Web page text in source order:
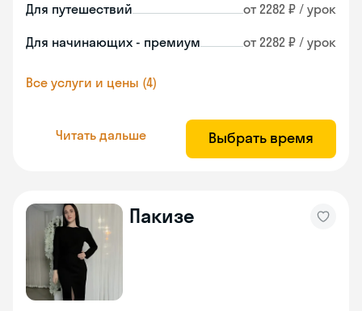
Для путешествий от 2282 ₽ / урок
Для начинающих - премиум от 2282 ₽ / урок
Все услуги и цены (4)
Читать дальше Выбрать время
Пакизе